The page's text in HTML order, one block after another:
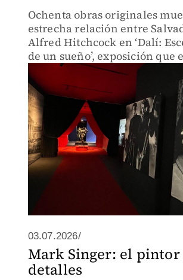
Ochenta obras originales
estrecha relación entre
Alfred Hitchcock en ‘Dalí:
de un sueño’, exposición que
surrealismo y el cine.
03.07.2026/
Mark Singer: el pintor
detalles